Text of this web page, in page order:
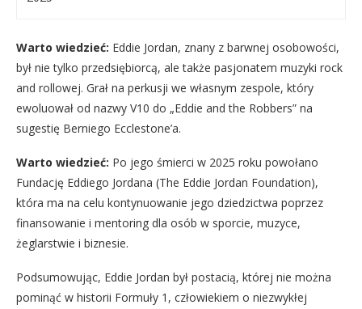
Warto wiedzieć: Eddie Jordan, znany z barwnej osobowości,
był nie tylko przedsiębiorcą, ale także pasjonatem muzyki rock
and rollowej. Grał na perkusji we własnym zespole, który
ewoluował od nazwy V10 do „Eddie and the Robbers” na
sugestię Berniego Ecclestone’a.
Warto wiedzieć: Po jego śmierci w 2025 roku powołano
Fundację Eddiego Jordana (The Eddie Jordan Foundation),
która ma na celu kontynuowanie jego dziedzictwa poprzez
finansowanie i mentoring dla osób w sporcie, muzyce,
żeglarstwie i biznesie.
Podsumowując, Eddie Jordan był postacią, której nie można
pominąć w historii Formuły 1, człowiekiem o niezwykłej